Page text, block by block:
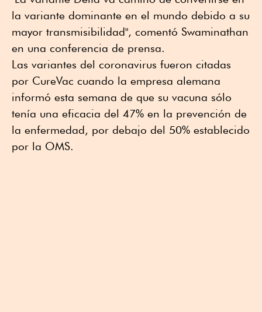
la variante dominante en el mundo debido a su
mayor transmisibilidad", comentó Swaminathan
en una conferencia de prensa.
Las variantes del coronavirus fueron citadas
por CureVac cuando la empresa alemana
informó esta semana de que su vacuna sólo
tenía una eficacia del 47% en la prevención de
la enfermedad, por debajo del 50% establecido
por la OMS.